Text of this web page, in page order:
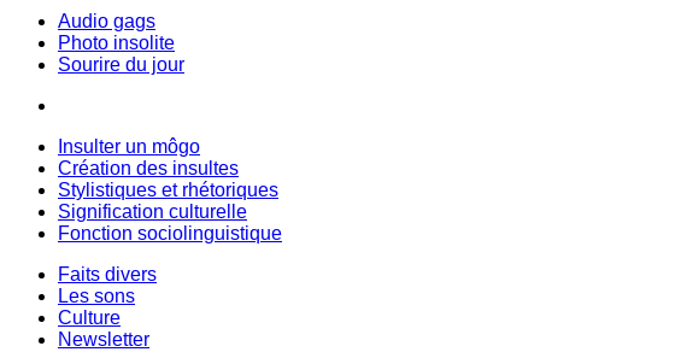
Audio gags
Photo insolite
Sourire du jour
Insulter un môgo
Création des insultes
Stylistiques et rhétoriques
Signification culturelle
Fonction sociolinguistique
Faits divers
Les sons
Culture
Newsletter